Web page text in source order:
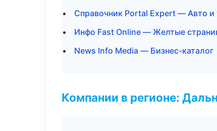
Справочник Portal Expert — Авто и
Инфо Fast Online — Желтые
News Info Media — Бизнес-каталог
Компании в регионе: